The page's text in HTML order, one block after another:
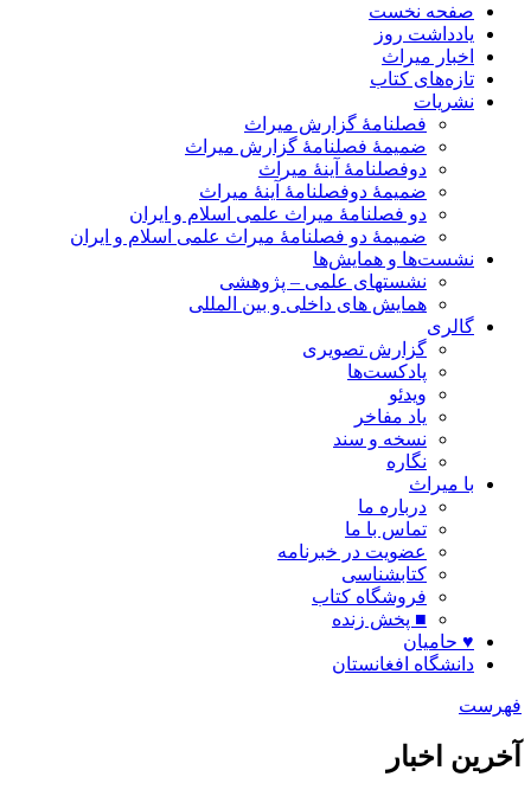
صفحه نخست
یادداشت روز
اخبار میراث
تازه‌های کتاب
نشریات
فصلنامۀ گزارش میراث
ضمیمۀ فصلنامۀ گزارش میراث
دوفصلنامۀ آینۀ میراث
ضمیمۀ دوفصلنامۀ آینۀ میراث
دو فصلنامۀ میراث علمی اسلام و ایران
ضمیمۀ دو فصلنامۀ میراث علمی اسلام و ایران
نشست‌ها و همایش‌ها
نشستهای علمی – پژوهشی
همایش های داخلی و بین المللی
گالری
گزارش تصویری
پادکست‌ها
ویدئو
یاد مفاخر
نسخه و سند
نگاره
با میراث
درباره ما
تماس با ما
عضویت در خبرنامه
کتابشناسی
فروشگاه کتاب
■ پخش زنده
♥ حامیان
دانشگاه افغانستان
فهرست
آخرین اخبار